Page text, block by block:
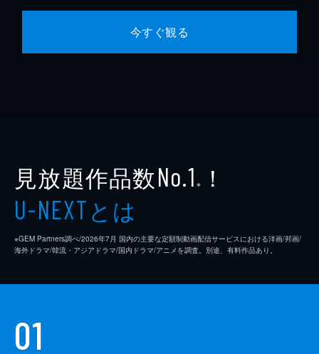
今すぐ観る
見放題作品数No.1 ※ ！
U-NEXTとは
※GEM Partners調べ/2026年7⽉ 国内の主要な定額制動画配信サービスにおける洋画/邦画/
海外ドラマ/韓流・アジアドラマ/国内ドラマ/アニメを調査。別途、有料作品あり。
01